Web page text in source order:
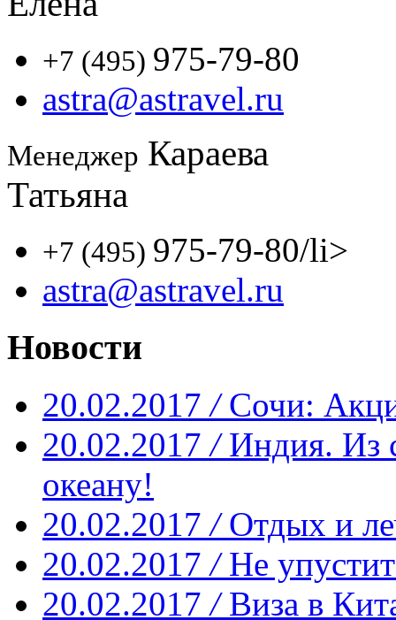
+7 (495) 975-79-80
astra@astravel.ru
Менеджер Караева
Татьяна
+7 (495) 975-79-80/li>
astra@astravel.ru
Новости
20.02.2017 / Сочи:
20.02.2017 / Индия. Из
океану!
20.02.2017 / Отдых и
20.02.2017 / Не
20.02.2017 / Виза в